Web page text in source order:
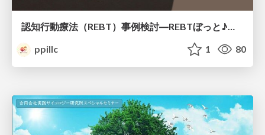
認知行動療法（REBT）事例検討―REBTぼっと♪の実践
ppillc
1 80